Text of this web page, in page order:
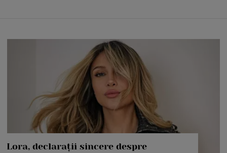
Lora, declarații sincere despre